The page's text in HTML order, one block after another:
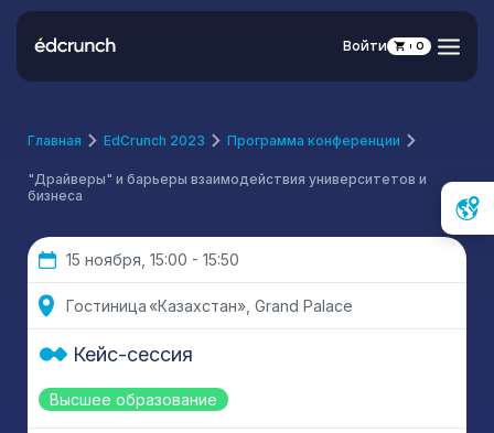
Войти 0
Главная EdCrunch 2023 Программа конференции
"Драйверы" и барьеры взаимодействия университетов и
бизнеса
15 ноября, 15:00 - 15:50
Гостиница «Казахстан», Grand Palace
Высшее образование
Кейс-сессия